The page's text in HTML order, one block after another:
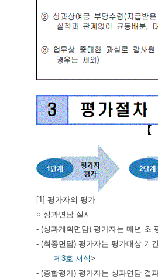
[1] 평가자의 평가
○ 성과면담 실시
- (성과계획면담) 평가자는 매년 초
- (최종면담) 평가자는 평가대상 기
제3호 서식>
- (종합평가) 평가자는 성과면담 결